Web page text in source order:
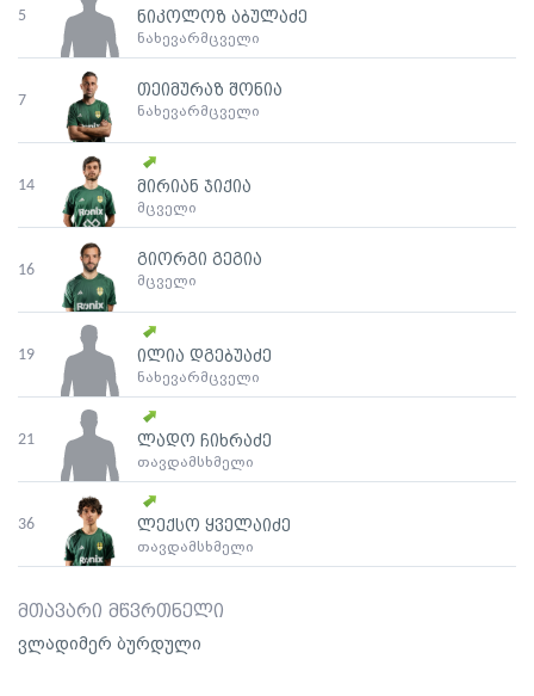
5 ნიკოლოზ აბულაძე
ნახევარმცველი
7
თეიმურაზ შონია
ნახევარმცველი
14 მირიან ჯიქია
მცველი
16
გიორგი გეგია
მცველი
19 ილია დგებუაძე
ნახევარმცველი
21 ლადო ჩიხრაძე
თავდამსხმელი
36 ლექსო ყველაიძე
თავდამსხმელი
მთავარი მწვრთნელი
ვლადიმერ ბურდული